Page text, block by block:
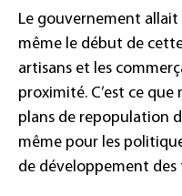
Le gouvernement allait
même le début de
artisans et les
proximité. C’est ce
plans de repopulation
même pour les
de développement des